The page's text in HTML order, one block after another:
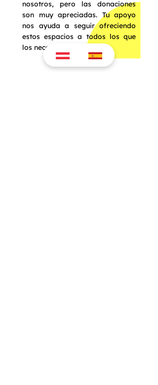
nosotros, pero las donaciones
son muy apreciadas. Tu apoyo
nos ayuda a seguir ofreciendo
estos espacios a todos los que
los necesitan. ♥️